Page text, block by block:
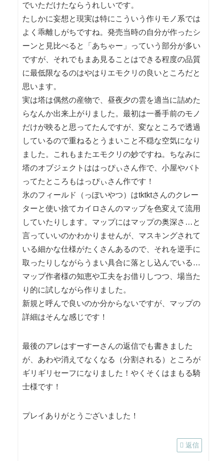
でいただけたならうれしいです。
たしかに妄想と現実は特にこういう作りモノ系では
よく乖離しがちですね。発売当時の自分が作ったシ
ーンと見比べると「あちゃー」っていう部分が多い
ですが、それでもまあ見ることはできる程度の品質
に最低限なるのはやはりエモクリの良いところだと
思います。
実は塔は偶然の産物で、昼夜夕の雲を適当に詰めた
らなんか出来上がりました。最初は一番手前のモノ
だけが映ると思ってたんですが、変なところで透過
しているので重ねるとうまいこと不穏な空気になり
ました。これもまたエモクリの妙ですね。ちなみに
塔のオブジェクトははっぴぃさん作で、小屋やバト
ってたところもはっぴぃさん作です！
氷のフィールド（っぽいやつ）はtktktさんのクレー
ターと使い捨てカイロさんのマップを色変えて流用
していたりします。マップにはマップの奥深さ…と
言っていいのかわかりませんが、マスキングされて
いる細かな仕様がたくさんあるので、それを逆手に
取ったりしながらうまい具合に落とし込んでいる…
マップ作者様の知恵や工夫をお借りしつつ、場当た
り的に試しながら作りました。
新規と呼んで良いのか分からないですが、マップの
詳細はそんな感じです！
最後のアレはすーすーさんの返信でも書きました
が、あわや消えてなくなる（分割される）ところが
ギリギリセーフになりました！やくそくはまもる騎
士様です！
プレイありがとうございました！
返信